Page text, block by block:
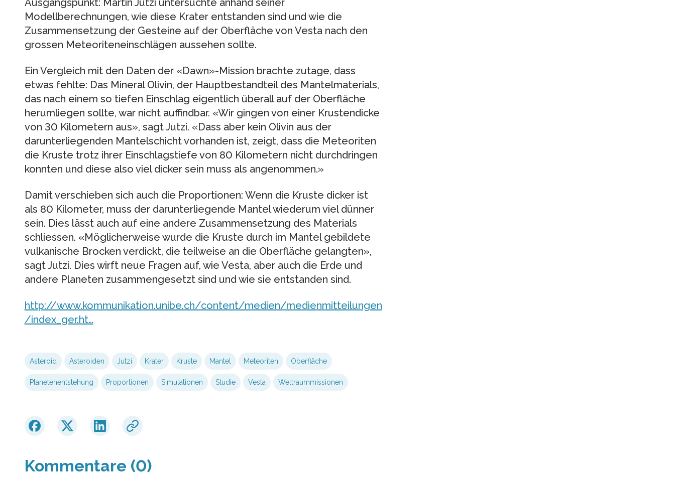
Ausgangspunkt: Martin Jutzi untersuchte anhand seiner
Modellberechnungen, wie diese Krater entstanden sind und wie die
Zusammensetzung der Gesteine auf der Oberfläche von Vesta nach den
grossen Meteoriteneinschlägen aussehen sollte.
Ein Vergleich mit den Daten der «Dawn»-Mission brachte zutage, dass
etwas fehlte: Das Mineral Olivin, der Hauptbestandteil des Mantelmaterials,
das nach einem so tiefen Einschlag eigentlich überall auf der Oberfläche
herumliegen sollte, war nicht auffindbar. «Wir gingen von einer Krustendicke
von 30 Kilometern aus», sagt Jutzi. «Dass aber kein Olivin aus der
darunterliegenden Mantelschicht vorhanden ist, zeigt, dass die Meteoriten
die Kruste trotz ihrer Einschlagstiefe von 80 Kilometern nicht durchdringen
konnten und diese also viel dicker sein muss als angenommen.»
Damit verschieben sich auch die Proportionen: Wenn die Kruste dicker ist
als 80 Kilometer, muss der darunterliegende Mantel wiederum viel dünner
sein. Dies lässt auch auf eine andere Zusammensetzung des Materials
schliessen. «Möglicherweise wurde die Kruste durch im Mantel gebildete
vulkanische Brocken verdickt, die teilweise an die Oberfläche gelangten»,
sagt Jutzi. Dies wirft neue Fragen auf, wie Vesta, aber auch die Erde und
andere Planeten zusammengesetzt sind und wie sie entstanden sind.
http://www.kommunikation.unibe.ch/content/medien/medienmitteilungen
/index_ger.ht…
Asteroid Asteroiden Jutzi Krater Kruste Mantel Meteoriten Oberfläche
Planetenentstehung Proportionen Simulationen Studie Vesta Weltraummissionen
Kommentare (0)